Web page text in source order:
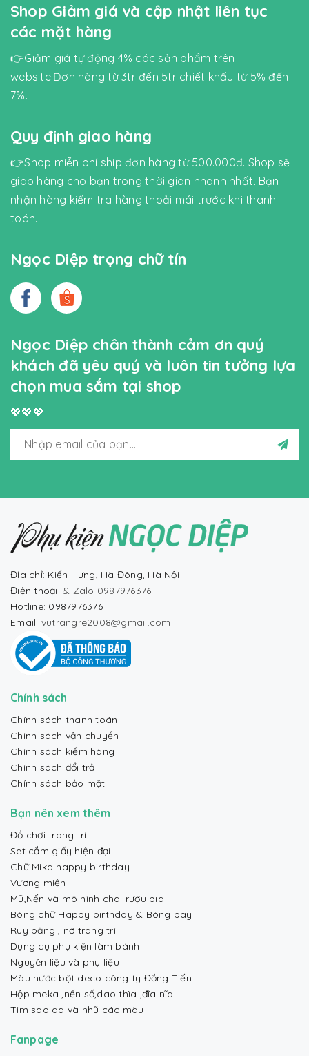
Shop Giảm giá và cập nhật liên tục
các mặt hàng
👉Giảm giá tự động 4% các sản phẩm trên
website.Đơn hàng từ 3tr đến 5tr chiết khấu từ 5% đến
7%.
Quy định giao hàng
👉Shop miễn phí ship đơn hàng từ 500.000đ. Shop sẽ
giao hàng cho bạn trong thời gian nhanh nhất. Bạn
nhận hàng kiểm tra hàng thoải mái trước khi thanh
toán.
Ngọc Diệp trọng chữ tín
Ngọc Diệp chân thành cảm ơn quý
khách đã yêu quý và luôn tin tưởng lựa
chọn mua sắm tại shop
💖💖💖
Địa chỉ: Kiến Hưng, Hà Đông, Hà Nội
Điện thoại: & Zalo 0987976376
Hotline: 0987976376
Email: vutrangre2008@gmail.com
Chính sách
Chính sách thanh toán
Chính sách vận chuyển
Chính sách kiểm hàng
Chính sách đổi trả
Chính sách bảo mật
Bạn nên xem thêm
Đồ chơi trang trí
Set cắm giấy hiện đại
Chữ Mika happy birthday
Vương miện
Mũ,Nến và mô hình chai rượu bia
Bóng chữ Happy birthday & Bóng bay
Ruy băng , nơ trang trí
Dụng cụ phụ kiện làm bánh
Nguyên liệu và phụ liệu
Màu nước bột deco công ty Đồng Tiến
Hộp meka ,nến số,dao thìa ,đĩa nĩa
Tim sao da và nhũ các màu
Fanpage